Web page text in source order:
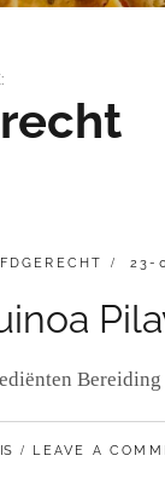
23-
Bereiding
LEAVE A